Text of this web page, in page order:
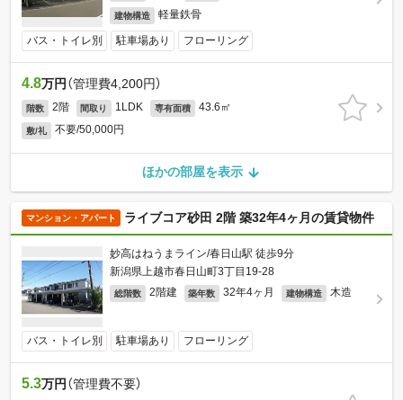
建物構造 軽量鉄骨
バス・トイレ別 駐車場あり フローリング
4.8万円 （管理費4,200円）
階数 2階 間取り 1LDK 専有面積 43.6㎡
敷/礼 不要/50,000円
ほかの部屋を表示
マンション・アパート ライブコア砂田 2階 築32年4ヶ月の賃貸物件
妙高はねうまライン/春日山駅 徒歩9分
新潟県上越市春日山町3丁目19-28
総階数 2階建 築年数 32年4ヶ月 建物構造 木造
バス・トイレ別 駐車場あり フローリング
5.3万円 （管理費不要）